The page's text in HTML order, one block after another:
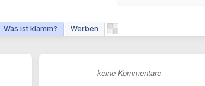
Was ist klamm? Werben
- keine Kommentare -